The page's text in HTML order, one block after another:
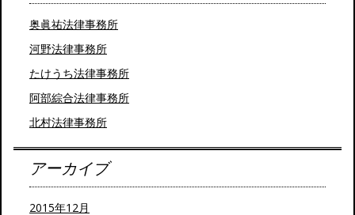
奥眞祐法律事務所
河野法律事務所
たけうち法律事務所
阿部綜合法律事務所
北村法律事務所
アーカイブ
2015年12月